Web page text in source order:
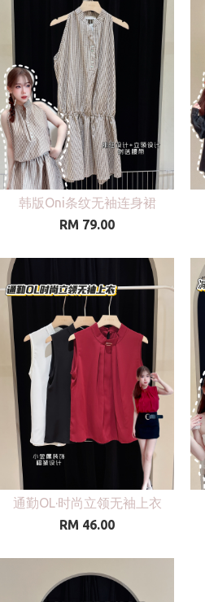
韩版Oni条纹无袖连身裙
RM 79.00
通勤OL·时尚立领无袖上衣
RM 46.00